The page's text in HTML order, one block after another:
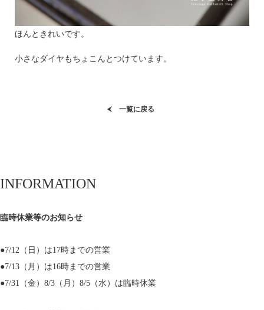
ほんときれいです。
小さなダイヤもちょこんとつけています。
一覧に戻る
INFORMATION
臨時休業等のお知らせ
●7/12（日）は17時までの営業
●7/13（月）は16時までの営業
●7/31（金）8/3（月）8/5（水）は臨時休業